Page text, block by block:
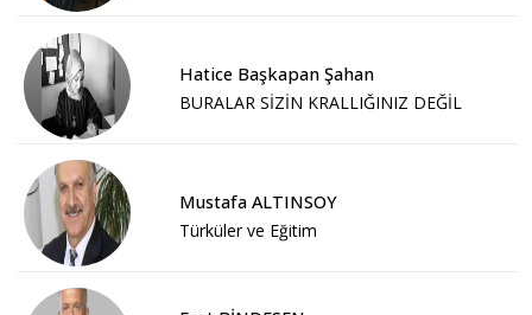
Hatice Başkapan Şahan
BURALAR SİZİN KRALLIĞINIZ DEĞİL
Mustafa ALTINSOY
Türküler ve Eğitim